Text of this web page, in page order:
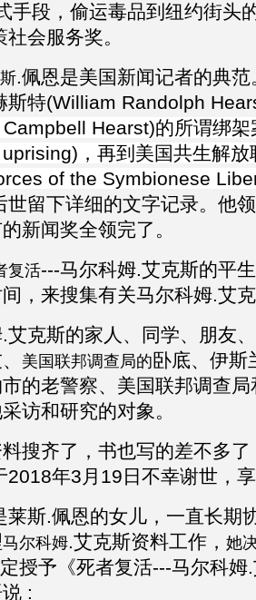
手段，偷运毒品到纽约街头
会服务奖。
.佩恩是美国新闻记者的典
斯特(William Randolph
Hearst)的所谓绑
，再到美国共生解
of the Symbionese
世留下详细的文字记录。他
新闻奖全领完了。
复活---马尔科姆.艾克斯的平
，来搜集有关马尔科姆.艾
.艾克斯的家人、同学、朋友
美国联邦调查局的 卧底、伊斯
的老警察、美国联邦调查
访和研究的对象。
搜齐了，书也写的差不多
2018年3月19日不幸谢世，
莱斯.佩恩的女儿，一直长期
马尔科姆.艾克斯资料工作， 她
授予《死者复活---马尔科姆.
: